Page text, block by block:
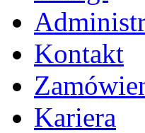
Kontakt
Kariera